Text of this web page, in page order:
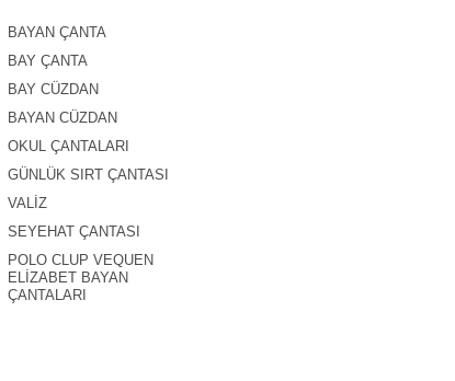
BAYAN ÇANTA
BAY ÇANTA
BAY CÜZDAN
BAYAN CÜZDAN
OKUL ÇANTALARI
GÜNLÜK SIRT ÇANTASI
VALİZ
SEYEHAT ÇANTASI
POLO CLUP VEQUEN
ELİZABET BAYAN
ÇANTALARI